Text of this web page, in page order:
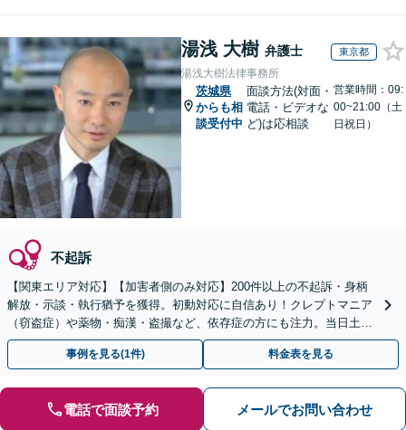
湯浅 大樹 弁護士 東京都
湯浅大樹法律事務所
茨城県
からも相
談受付中
面談方法(対面・
電話・ビデオな
ど)は応相談
営業時間：09:
00~21:00（土
日祝日）
不起訴
【関東エリア対応】【加害者側のみ対応】200件以上の不起訴・身柄
解放・示談・執行猶予を獲得。初動対応に自信あり！クレプトマニア
（窃盗症）や薬物・痴漢・盗撮など、依存症の方にも注力。当日土日
祝対応可。クリニックと連携し更生・治療までサポート
事例を見る(1件) 料金表を見る
電話で面談予約 メールでお問い合わせ